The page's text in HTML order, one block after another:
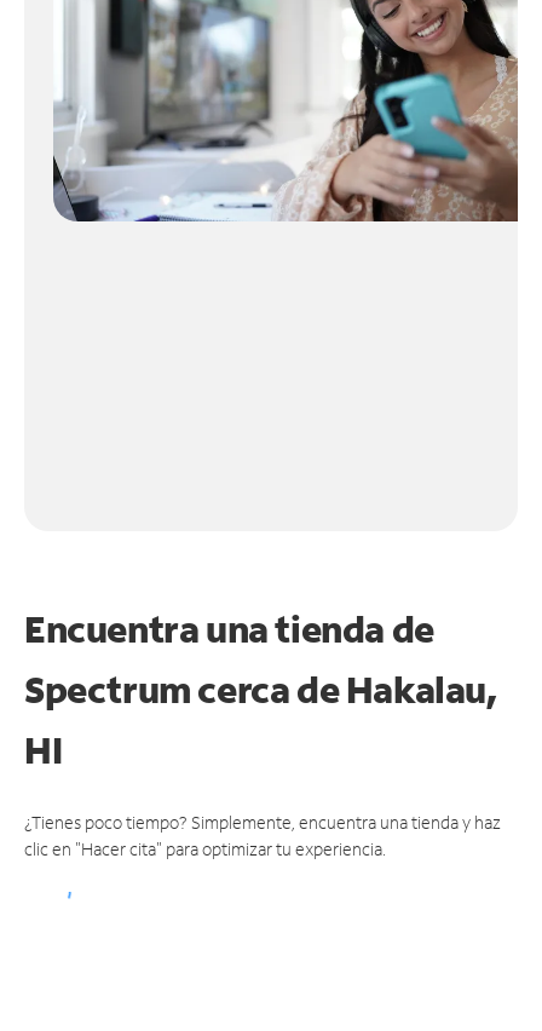
Encuentra una tienda de
Spectrumcerca de Hakalau,
HI
¿Tienes poco tiempo? Simplemente, encuentra una tienda y haz
clic en "Hacer cita" para optimizar tu experiencia.